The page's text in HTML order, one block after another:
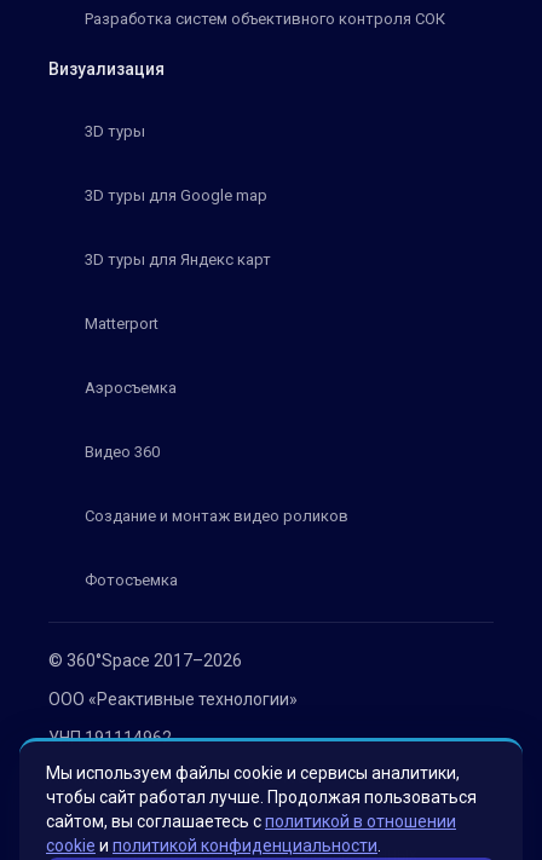
© 360°Space 2017–2026
ООО «Реактивные технологии»
УНП 191114962
г. Минск, ул. Мележа 1, офис 402
Политика конфиденциальности
Согласие на обработку персональных данных
Разработка систем объективного контроля СОК
Визуализация
3D туры
3D туры для Google map
3D туры для Яндекс карт
Matterport
Аэросъемка
Видео 360
Создание и монтаж видео роликов
Фотосъемка
Мы используем файлы cookie и сервисы аналитики,
чтобы сайт работал лучше. Продолжая пользоваться
сайтом, вы соглашаетесь сполитикой в отношении
cookie и политикой конфиденциальности